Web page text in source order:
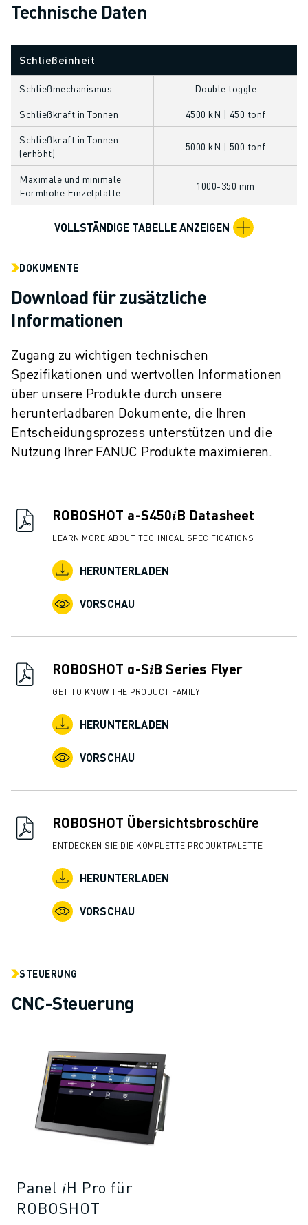
ÜBER FANUC
NACHHALTIGKEIT
KARRIERE
GESTALTEN SIE IHRE ZUKUNFT MIT FANUC
JETZT BEWERBEN » KARRIEREPORTAL
KONTAKT
KONTAKT
STANDORTE
IMPRESSUM
Technische Daten
Schließeinheit
Schließmechanismus Double toggle
Schließkraft in Tonnen 4500 kN | 450 tonf
Schließkraft in Tonnen
(erhöht)
5000 kN | 500 tonf
Maximale und minimale
Formhöhe Einzelplatte
1000-350 mm
VOLLSTÄNDIGE TABELLE ANZEIGEN
DOKUMENTE
Download für zusätzliche
Informationen
Zugang zu wichtigen technischen
Spezifikationen und wertvollen Informationen
über unsere Produkte durch unsere
herunterladbaren Dokumente, die Ihren
Entscheidungsprozess unterstützen und die
Nutzung Ihrer FANUC Produkte maximieren.
ROBOSHOT a-S450𝑖B Datasheet
LEARN MORE ABOUT TECHNICAL SPECIFICATIONS
HERUNTERLADEN
VORSCHAU
ROBOSHOT α-S𝑖B Series Flyer
GET TO KNOW THE PRODUCT FAMILY
HERUNTERLADEN
VORSCHAU
ROBOSHOT Übersichtsbroschüre
ENTDECKEN SIE DIE KOMPLETTE PRODUKTPALETTE
HERUNTERLADEN
VORSCHAU
STEUERUNG
CNC-Steuerung
Panel 𝑖H Pro für
ROBOSHOT